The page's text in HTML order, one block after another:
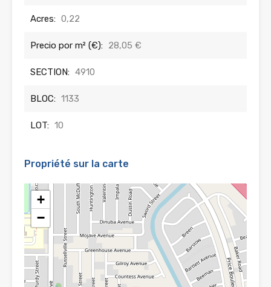
Acres: 0,22
Precio por m² (€): 28,05 €
SECTION: 4910
BLOC: 1133
LOT: 10
Propriété sur la carte
+
−